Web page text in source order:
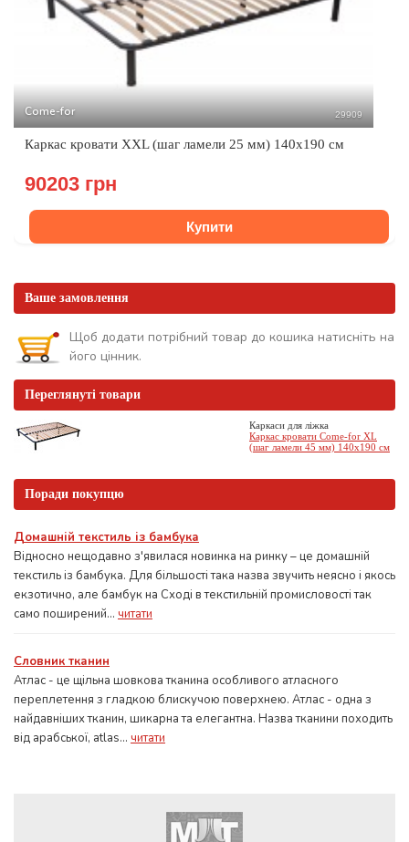
Come-for 29909
Каркас кровати XXL (шаг ламели 25 мм) 140х190 см
90203 грн
Купити
Ваше замовлення
Щоб додати потрібний товар до кошика натисніть на
його цінник.
Переглянуті товари
Каркаси для ліжка
Каркас кровати Come-for XL
(шаг ламели 45 мм) 140х190 см
Поради покупцю
Домашній текстиль із бамбука
Відносно нещодавно з'явилася новинка на ринку – це домашній
текстиль із бамбука. Для більшості така назва звучить неясно і якось
екзотично, але бамбук на Сході в текстильній промисловості так
само поширений... читати
Словник тканин
Атлас - це щільна шовкова тканина особливого атласного
переплетення з гладкою блискучою поверхнею. Атлас - одна з
найдавніших тканин, шикарна та елегантна. Назва тканини походить
від арабської, atlas... читати